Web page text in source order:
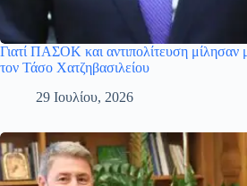
Γιατί ΠΑΣΟΚ και αντιπολίτευση μίλησαν
τον Τάσο Χατζηβασιλείου
29 Ιουλίου, 2026